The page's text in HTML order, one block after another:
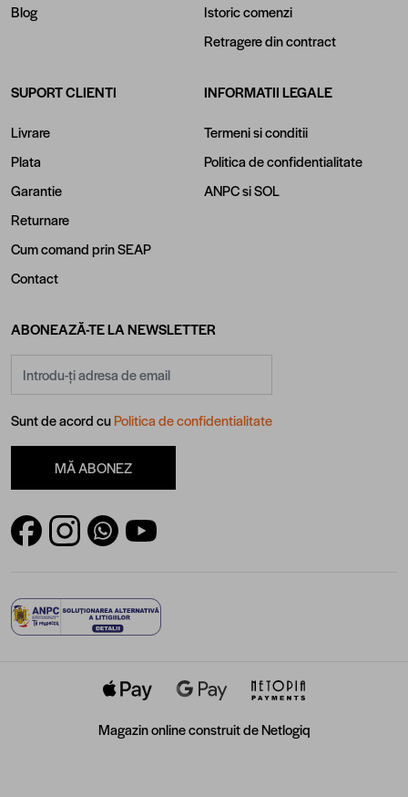
Blog
Istoric comenzi
Retragere din contract
SUPORT CLIENTI
Livrare
Plata
Garantie
Returnare
Cum comand prin SEAP
Contact
INFORMATII LEGALE
Termeni si conditii
Politica de confidentialitate
ANPCsiSOL
ABONEAZĂ-TE LA NEWSLETTER
Sunt de acord cuPolitica de confidentialitate
MĂ ABONEZ
Magazin online construit deNetlogiq